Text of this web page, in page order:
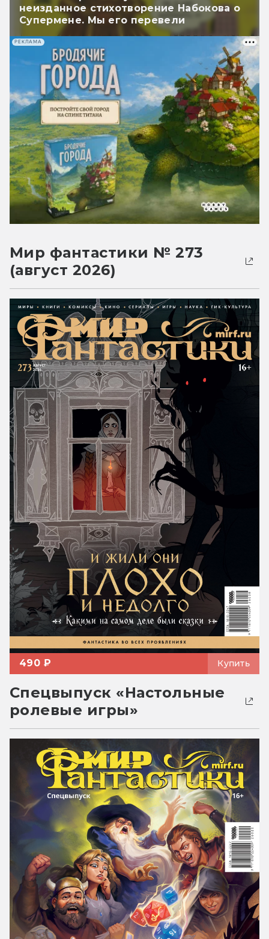
неизданное стихотворение Набокова о
Супермене. Мы его перевели
РЕКЛАМА
Мир фантастики № 273
(август 2026)
490 ₽ Купить
Спецвыпуск «Настольные
ролевые игры»